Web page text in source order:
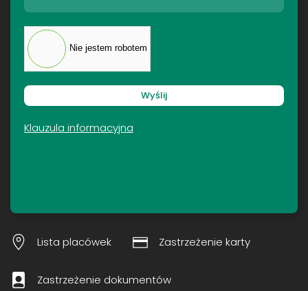
Nie jestem robotem
Wyślij
Klauzula informacyjna
Lista placówek Zastrzeżenie karty
Zastrzeżenie dokumentów